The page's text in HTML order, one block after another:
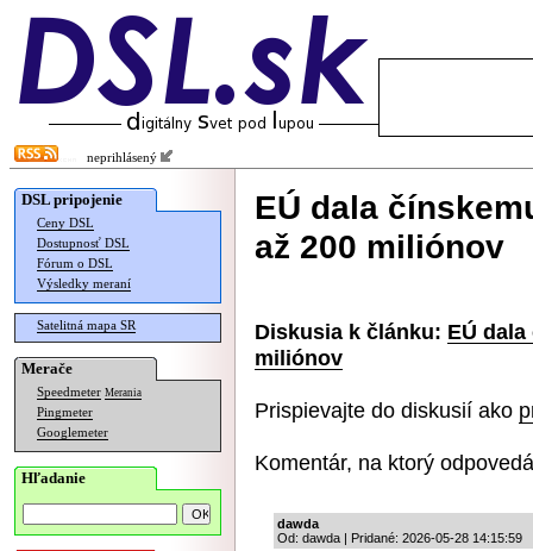
neprihlásený
DSL pripojenie
Ceny DSL
Dostupnosť DSL
Fórum o DSL
Výsledky meraní
Satelitná mapa SR
Merače
Speedmeter Merania
Pingmeter
Googlemeter
Hľadanie
EÚ dala
až 200 miliónov
Diskusia k článku: EÚ
miliónov
Prispievajte do diskusií ako
Komentár, na ktorý
dawda
Od: dawda | Pridané: 2026-05-28 14:15:59